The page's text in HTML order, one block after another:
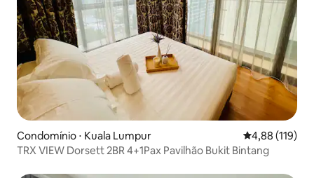
Condomínio ⋅ Kuala Lumpur 4,88 de uma
4,88 (119)
TRX VIEW Dorsett 2BR 4+1Pax Pavilhão Bukit Bintang